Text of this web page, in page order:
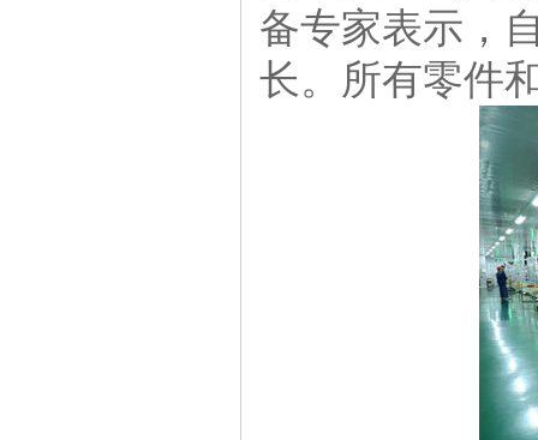
备专家表示，
长。所有零件